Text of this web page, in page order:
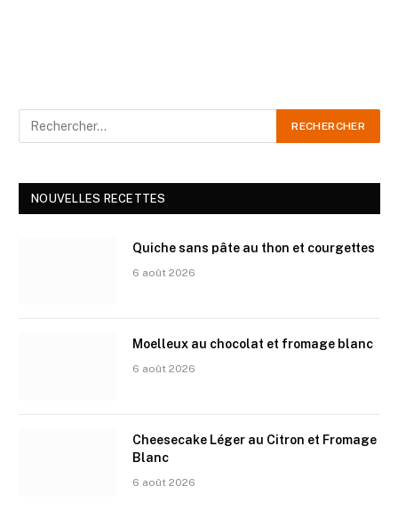
NOUVELLES RECETTES
Quiche sans pâte au thon et courgettes
6 août 2026
Moelleux au chocolat et fromage blanc
6 août 2026
Cheesecake Léger au Citron et Fromage
Blanc
6 août 2026